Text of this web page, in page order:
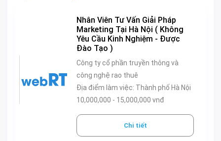
Nhân Viên Tư Vấn Giải Pháp
Marketing Tại Hà Nội ( Không
Yêu Cầu Kinh Nghiệm - Được
Đào Tạo )
Công ty cổ phần truyền thông và
công nghệ rao thuê
Địa điểm làm việc: Thành phố Hà Nội
10,000,000 - 15,000,000 vnđ
Chi tiết